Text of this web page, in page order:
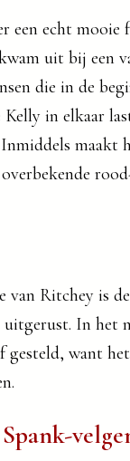
een echt
uit bij een
die in de
in elkaar
maakt
Ritchey is
uitgerust. In het
gesteld, want